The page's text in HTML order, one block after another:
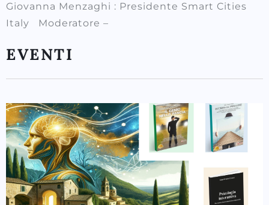
Giovanna Menzaghi : Presidente Smart Cities
Italy Moderatore –
EVENTI